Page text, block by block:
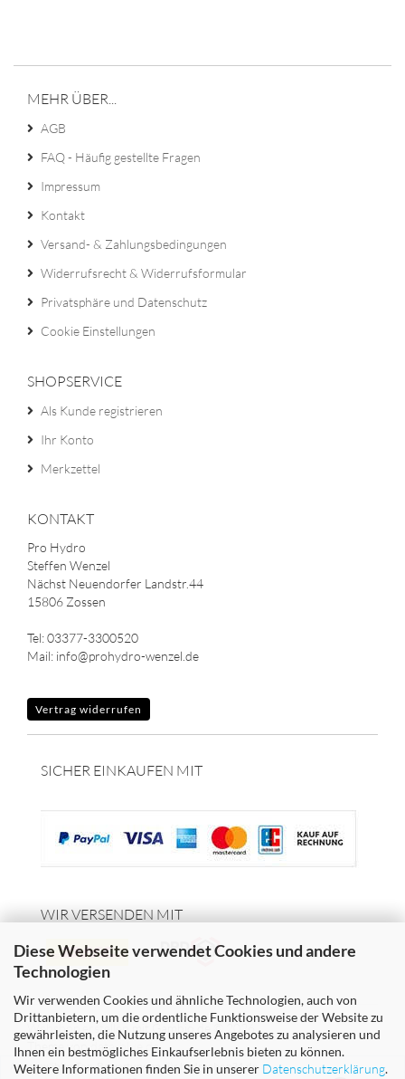
Diese Webseite verwendet Cookies und andere
Technologien
Wir verwenden Cookies und ähnliche Technologien, auch von
Drittanbietern, um die ordentliche Funktionsweise der Website zu
gewährleisten, die Nutzung unseres Angebotes zu analysieren und
Ihnen ein bestmögliches Einkaufserlebnis bieten zu können.
Weitere Informationen finden Sie in unserer Datenschutzerklärung.
MEHR ÜBER...
AGB
FAQ - Häufig gestellte Fragen
Impressum
Kontakt
Versand- & Zahlungsbedingungen
Widerrufsrecht & Widerrufsformular
Privatsphäre und Datenschutz
Cookie Einstellungen
SHOPSERVICE
Als Kunde registrieren
Ihr Konto
Merkzettel
KONTAKT
Pro Hydro
Steffen Wenzel
Nächst Neuendorfer Landstr.44
15806 Zossen
Tel: 03377-3300520
Mail: info@prohydro-wenzel.de
Vertrag widerrufen
SICHER EINKAUFEN MIT
WIR VERSENDEN MIT
Webshop erstellen mit Gambio.de © 2026
Theme vondata-blue.de
Ausgewählte Top-Bewertungen für hydroshop24.de